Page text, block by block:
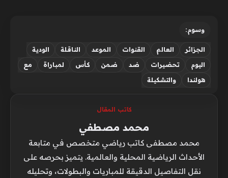
وسوم:
الجزائر العالم القنوات الموعد الناقلة
الودية
اليوم
تحضيرات ضد ضمن كأس لمباراة
مع
هولندا
والتشكيلة
كاتب المقال
محمد مصطفي
محمد مصطفى كاتب رياضي متخصص في متابعة
الأحداث الرياضية المحلية والعالمية. يتميز بحرصه على
نقل التفاصيل الدقيقة للمباريات والبطولات، وتحليله